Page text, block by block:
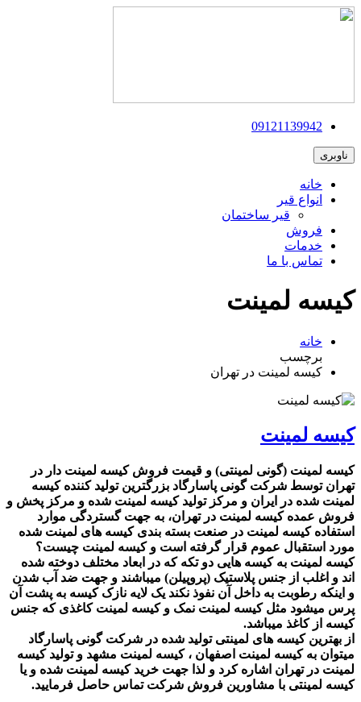
09121139942
ناوبری
خانه
انواع قیر
قیر ساختمان
فروش
خدمات
تماس با ما
کیسه لمینت
خانه
برچسب
کیسه لمینت در تهران
کیسه لمینت
کیسه لمینت (گونی لمینتی) و قیمت فروش کیسه لمینت دار در
تهران توسط شرکت گونی پاسارگاد بزرگترین تولید کننده کیسه
لمینت شده در ایران و مرکز تولید کیسه لمینت شده و مرکز پخش و
فروش عمده کیسه لمینت در تهران، به جهت گستردگی موارد
استفاده کیسه لمینت در صنعت بسته بندی کیسه های لمینت شده
مورد استقبال عموم قرار گرفته است و کیسه لمینت چیست؟
کیسه لمینت به کیسه هایی دو تکه که در ابعاد مختلف دوخته شده
اند و اغلب از جنس پلاستیک (پروپیلن) میباشند و جهت ضد آب شدن
و اینکه رطوبت به داخل آن نفوذ نکند یک لایه نازک کیسه به پشت آن
پرس میشود مثل کیسه لمینت نمک و کیسه لمینت کاغذی که جنس
کیسه از کاغذ میباشد.
از بهترین کیسه های لمینتی تولید شده در شرکت گونی پاسارگاد
میتوان به کیسه لمینت اصفهان ، کیسه لمینت مشهد و تولید کیسه
لمینت در تهران اشاره کرد و لذا جهت خرید کیسه لمینت شده و یا
کیسه لمینتی با مشاورین فروش شرکت تماس حاصل فرمایید.